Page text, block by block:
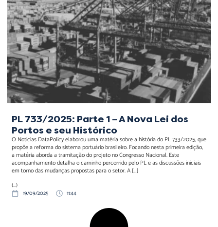
Nova Lei dos Portos e seu
Histórico
PL 733/2025: Parte 1 – A Nova Lei dos
Portos e seu Histórico
O Notícias DataPolicy elaborou uma matéria sobre a história do PL 733/2025, que
propõe a reforma do sistema portuário brasileiro. Focando nesta primeira edição,
a matéria aborda a tramitação do projeto no Congresso Nacional. Este
acompanhamento detalha o caminho percorrido pelo PL e as discussões iniciais
em torno das mudanças propostas para o setor. A […]
(...)
19/09/2025 11:44